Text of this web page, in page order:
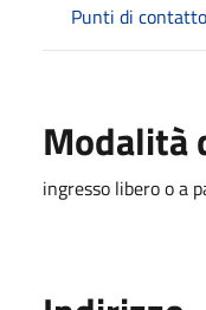
Punti di contatto
Modalità
ingresso libero o a